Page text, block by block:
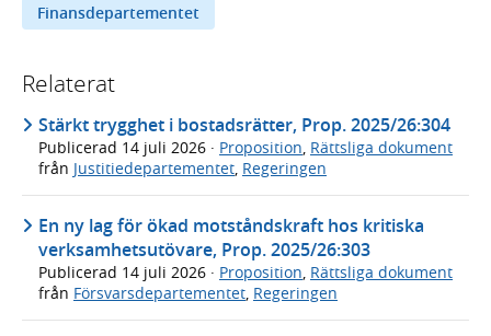
Finansdepartementet
Relaterat
Stärkt trygghet i bostadsrätter, Prop. 2025/26:304
Publicerad 14 juli 2026 · Proposition, Rättsliga dokument
från Justitiedepartementet, Regeringen
En ny lag för ökad motståndskraft hos kritiska
verksamhetsutövare, Prop. 2025/26:303
Publicerad 14 juli 2026 · Proposition Rättsliga dokument
från Försvarsdepartementet Regeringen